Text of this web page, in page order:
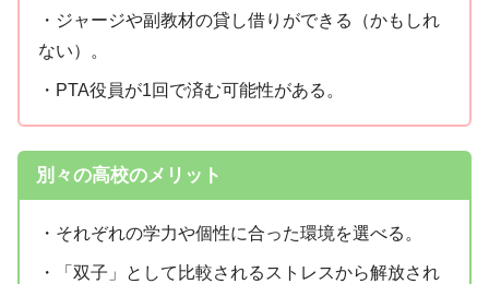
・ジャージや副教材の貸し借りができる（かもしれ
ない）。
・PTA役員が1回で済む可能性がある。
別々の高校のメリット
・それぞれの学力や個性に合った環境を選べる。
・「双子」として比較されるストレスから解放され